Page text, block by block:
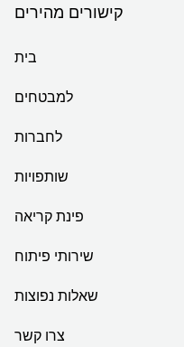
קישורים מהירים
בית
למבטחים
לחברות
שותפויות
פינת קריאה
שירותי פיתוח
שאלות נפוצות
צרו קשר